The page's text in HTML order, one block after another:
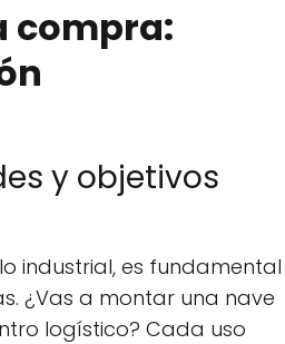
compra:
y objetivos
industrial, es fundamental
¿Vas a montar una nave
logístico? Cada uso